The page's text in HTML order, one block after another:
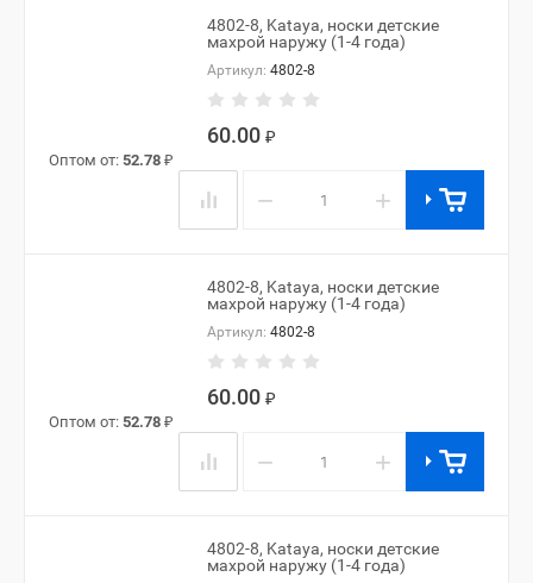
4802-8, Kataya, носки детские
махрой наружу (1-4 года)
Артикул: 4802-8
60.00 ₽
Оптом от: 52.78 ₽
− +
4802-8, Kataya, носки детские
махрой наружу (1-4 года)
Артикул: 4802-8
60.00 ₽
Оптом от: 52.78 ₽
− +
4802-8, Kataya, носки детские
махрой наружу (1-4 года)